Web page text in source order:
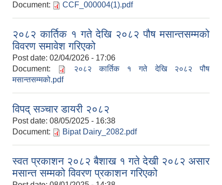
Document:
CCF_000004(1).pdf
२०८२ कार्तिक १ गते देखि २०८२ पौष मसान्तसम्मको
विवरण समावेश गरिएको
Post date: 02/04/2026 - 17:06
Document:
२०८२ कार्तिक १ गते देखि २०८२ पौष
मसान्तसम्मको.pdf
विपद् सञ्चार डायरी २०८२
Post date: 08/05/2025 - 16:38
Document:
Bipat Dairy_2082.pdf
स्वत प्रकाशन २०८२ बैशाख १ गते देखी २०८२ असार
मसान्त सम्मको विवरण प्रकाशन गरिएको